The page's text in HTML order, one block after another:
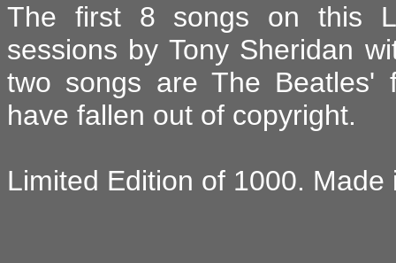
The first 8 songs on this
sessions by Tony Sheridan
two songs are The Beatles'
have fallen out of copyright.
Limited Edition of 1000.